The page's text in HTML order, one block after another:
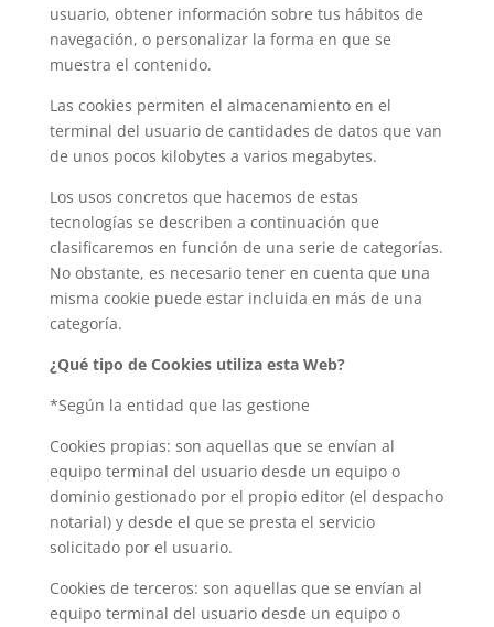
usuario, obtener información sobre tus hábitos de
navegación, o personalizar la forma en que se
muestra el contenido.
Las cookies permiten el almacenamiento en el
terminal del usuario de cantidades de datos que van
de unos pocos kilobytes a varios megabytes.
Los usos concretos que hacemos de estas
tecnologías se describen a continuación que
clasificaremos en función de una serie de categorías.
No obstante, es necesario tener en cuenta que una
misma cookie puede estar incluida en más de una
categoría.
¿Qué tipo de Cookies utiliza esta Web?
*Según la entidad que las gestione
Cookies propias: son aquellas que se envían al
equipo terminal del usuario desde un equipo o
dominio gestionado por el propio editor (el despacho
notarial) y desde el que se presta el servicio
solicitado por el usuario.
Cookies de terceros: son aquellas que se envían al
equipo terminal del usuario desde un equipo o